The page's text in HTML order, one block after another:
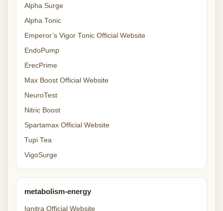
Alpha Surge
Alpha Tonic
Emperor’s Vigor Tonic Official Website
EndoPump
ErecPrime
Max Boost Official Website
NeuroTest
Nitric Boost
Spartamax Official Website
Tupi Tea
VigoSurge
metabolism-energy
Ignitra Official Website